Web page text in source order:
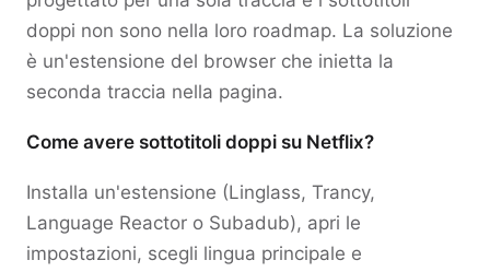
doppi non sono nella loro roadmap. La soluzione
è un'estensione del browser che inietta la
seconda traccia nella pagina.
Come avere sottotitoli doppi su Netflix?
Installa un'estensione (Linglass, Trancy,
Language Reactor o Subadub), apri le
impostazioni, scegli lingua principale e